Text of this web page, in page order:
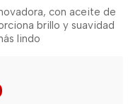
con aceite de
brillo y suavidad
lindo